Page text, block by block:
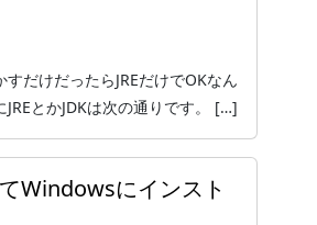
だけだったらJREだけでOKなん
JREとかJDKは次の通りです。 […]
Windowsにインスト